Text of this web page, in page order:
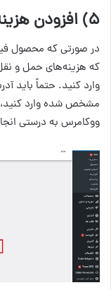
۵) افزودن هزینه‌های حمل و نقل
در صورتی که محصول
که هزینه‌های حمل و
وارد کنید. حتماً باید
مشخص شده وارد
ووکامرس به درستی